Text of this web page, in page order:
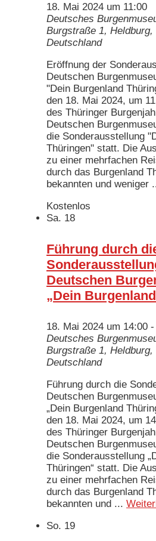
18. Mai 2024 um 11:00
Deutsches
Burgstraße 1, Heldburg,
Deutschland
Eröffnung der
Deutschen
"Dein Burgenland
den 18. Mai 2024, um
des Thüringer
Deutschen
die Sonderausstellung
Thüringen" statt. Die
zu einer mehrfachen
durch das Burgenland
bekannten und weniger
Kostenlos
Sa. 18
Führung durch
Deutschen
„Dein
18. Mai 2024 um 14:00 -
Deutsches
Burgstraße 1, Heldburg,
Deutschland
Führung durch die
Deutschen
„Dein Burgenland
den 18. Mai 2024, um
des Thüringer
Deutschen
die Sonderausstellung
Thüringen“ statt. Die
zu einer mehrfachen
durch das Burgenland
bekannten und ...
So. 19